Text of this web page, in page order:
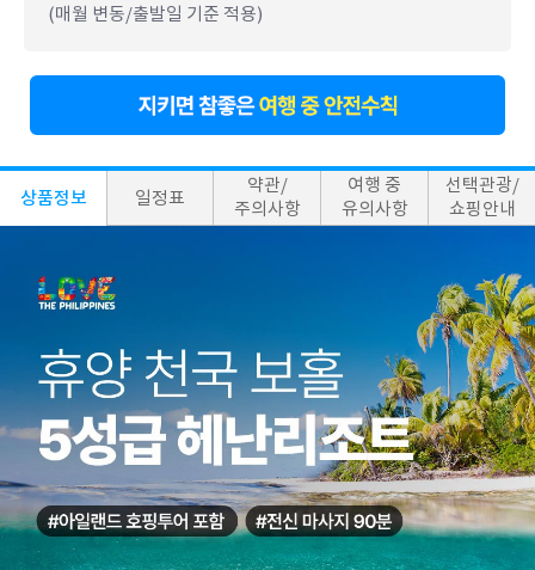
(매월 변동/출발일 기준 적용)
상품정보 일정표
약관/
주의사항
여행 중
유의사항
선택관광/
쇼핑안내